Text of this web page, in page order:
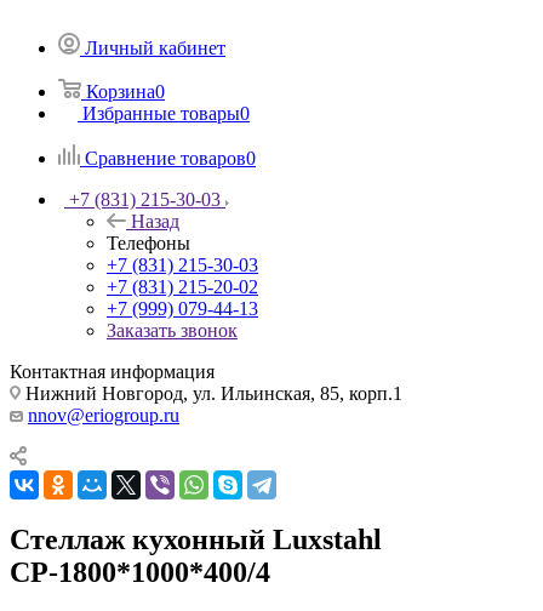
Личный кабинет
Корзина0
Избранные товары0
Сравнение товаров0
+7 (831) 215-30-03
Назад
Телефоны
+7 (831) 215-30-03
+7 (831) 215-20-02
+7 (999) 079-44-13
Заказать звонок
Контактная информация
Нижний Новгород, ул. Ильинская, 85, корп.1
nnov@eriogroup.ru
Стеллаж кухонный Luxstahl
СР-1800*1000*400/4